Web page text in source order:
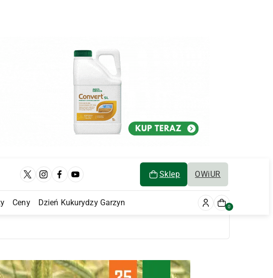
Sklep OWiUR
Ceny Dzień Kukurydzy Garzyn 0